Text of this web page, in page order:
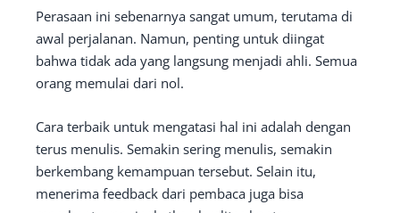
Perasaan ini sebenarnya sangat umum, terutama di
awal perjalanan. Namun, penting untuk diingat
bahwa tidak ada yang langsung menjadi ahli. Semua
orang memulai dari nol.
Cara terbaik untuk mengatasi hal ini adalah dengan
terus menulis. Semakin sering menulis, semakin
berkembang kemampuan tersebut. Selain itu,
menerima feedback dari pembaca juga bisa